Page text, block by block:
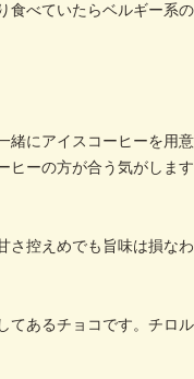
食べていたらベルギー系
緒にアイスコーヒーを用
ーの方が合う気がします
さ控えめでも旨味は損な
てあるチョコです。チロ